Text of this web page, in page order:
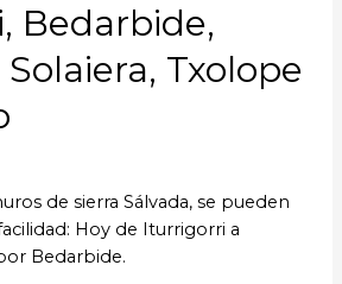
Bedarbide,
Txolope
de sierra Sálvada, se pueden
Hoy de Iturrigorri a
Bedarbide.